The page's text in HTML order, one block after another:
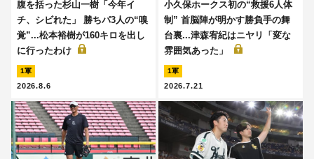
腹を括った杉山一樹「今年イ
チ、シビれた」 勝ちパ3人の“嗅
覚”...松本裕樹が160キロを出し
に行ったわけ
1軍
2026.8.6
小久保ホークス初の“救援6人体
制” 首脳陣が明かす勝負手の舞
台裏...津森宥紀はニヤリ「変な
雰囲気あった」
1軍
2026.7.21